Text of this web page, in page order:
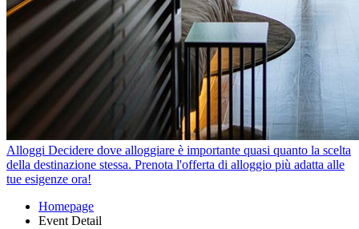
Alloggi Decidere dove alloggiare è importante quasi quanto la scelta
della destinazione stessa. Prenota l'offerta di alloggio più adatta alle
tue esigenze ora!
Homepage
Event Detail